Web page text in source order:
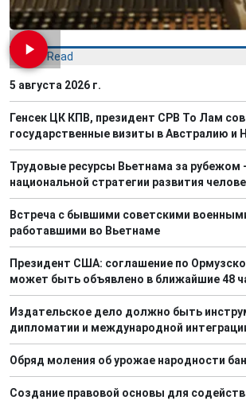
Most Read
5 августа 2026 г.
Генсек ЦК КПВ, президент СРВ То Лам
государственные визиты в Австралию и
Трудовые ресурсы Вьетнама за рубежом
национальной стратегии развития
Встреча с бывшими советскими
работавшими во Вьетнаме
Президент США: соглашение по
может быть объявлено в ближайшие 48
Издательское дело должно быть
дипломатии и международной
Обряд моления об урожае народности
Создание правовой основы для